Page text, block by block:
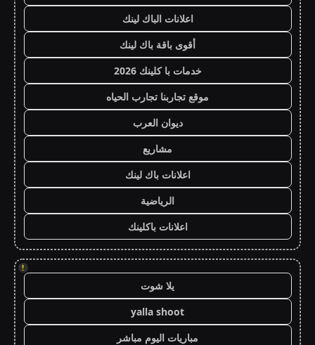
اعلانات الباك لينك
أقوى باقة باك لينك
خدمات با كلينك 2026
موقع تجاربنا تجارب الحياه
ديوان العرب
مشاريع
اعلانات باك لينك
الرياضية
اعلانات باكلينك
!
يلا شوت
yalla shoot
مباريات اليوم مباشر